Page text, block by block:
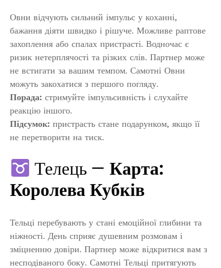
Овни відчують сильний імпульс у коханні,
бажання діяти швидко і рішуче. Можливе раптове
захоплення або спалах пристрасті. Водночас є
ризик нетерплячості та різких слів. Партнер може
не встигати за вашим темпом. Самотні Овни
можуть закохатися з першого погляду.
Порада: стримуйте імпульсивність і слухайте
реакцію іншого.
Підсумок: пристрасть стане подарунком, якщо її
не перетворити на тиск.
Телець —Карта:
Королева Кубків
Тельці перебувають у стані емоційної глибини та
ніжності. День сприяє душевним розмовам і
зміцненню довіри. Партнер може відкритися вам з
несподіваного боку. Самотні Тельці притягують